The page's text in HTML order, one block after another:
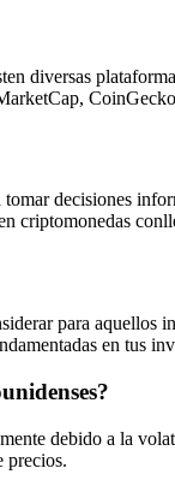
diversas
decisiones
criptomonedas
para
en tus
debido a la
precios.